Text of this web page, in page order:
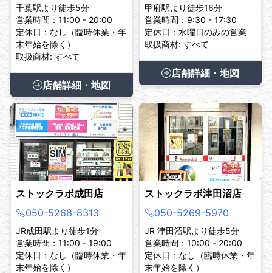
千葉駅より徒歩5分
営業時間：11:00 - 20:00
定休日：なし（臨時休業・年
末年始を除く）
取扱商材: すべて
店舗詳細・地図
甲府駅より徒歩16分
営業時間：9:30 - 17:30
定休日：水曜日のみの営業
取扱商材: すべて
店舗詳細・地図
ストックラボ成田店
050-5268-8313
JR成田駅より徒歩1分
営業時間：11:00 - 19:00
定休日：なし（臨時休業・年
末年始を除く）
ストックラボ津田沼店
050-5269-5970
JR 津田沼駅より徒歩5分
営業時間：10:00 - 20:00
定休日：なし（臨時休業・年
末年始を除く）